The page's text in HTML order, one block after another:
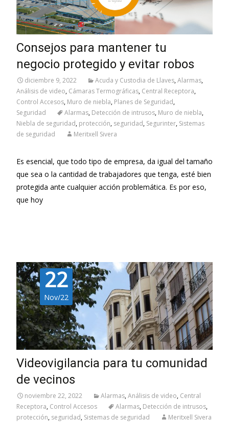
Consejos para mantener tu
negocio protegido y evitar robos
diciembre 9, 2022 Acuda y Custodia de Llaves,Alarmas,
Análisis de video, Cámaras Termográficas, Central Receptora,
Control Accesos, Muro de niebla, Planes de Seguridad,
Seguridad
Alarmas, Detección de intrusos, Muro de niebla,
Niebla de seguridad, protección, seguridad, Segurinter, Sistemas
de seguridad
Meritxell Sivera
Es esencial, que todo tipo de empresa, da igual del tamaño
que sea o la cantidad de trabajadores que tenga, esté bien
protegida ante cualquier acción problemática. Es por eso,
que hoy
22
Nov/22
Videovigilancia para tu comunidad
de vecinos
noviembre 22, 2022 Alarmas,Análisis de video, Central
Receptora, Control Accesos Alarmas, Detección de intrusos,
protección, seguridad, Sistemas de seguridad Meritxell Sivera